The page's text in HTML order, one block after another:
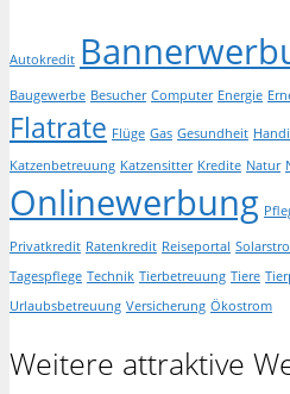
Autokredit
Baugewerbe Besucher Computer Energie
Flatrate Flüge Gas Gesundheit
Katzenbetreuung Katzensitter Kredite Natur
Onlinewerbung
Privatkredit Ratenkredit Reiseportal
Tagespflege Technik Tierbetreuung Tiere
Urlaubsbetreuung Versicherung Ökostrom
Weitere attraktive